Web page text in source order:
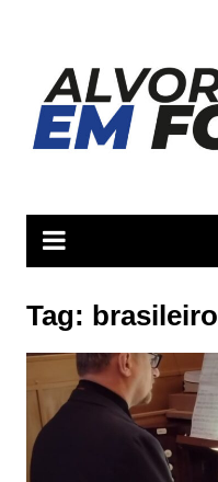
conteúdo
Tag: brasileiro